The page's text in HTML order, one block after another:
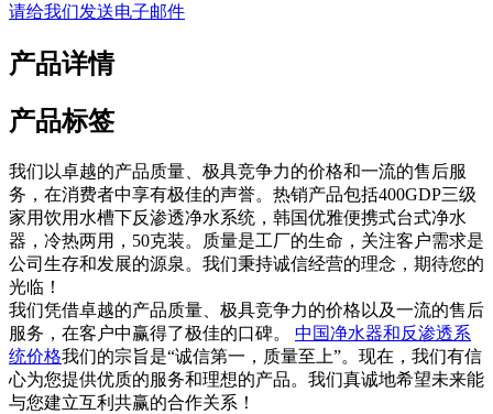
请给我们发送电子邮件
产品详情
产品标签
我们以卓越的产品质量、极具竞争力的价格和一流的售后服
务，在消费者中享有极佳的声誉。热销产品包括400GDP三级
家用饮用水槽下反渗透净水系统，韩国优雅便携式台式净水
器，冷热两用，50克装。质量是工厂的生命，关注客户需求是
公司生存和发展的源泉。我们秉持诚信经营的理念，期待您的
光临！
我们凭借卓越的产品质量、极具竞争力的价格以及一流的售后
服务，在客户中赢得了极佳的口碑。 中国净水器和反渗透系
统价格我们的宗旨是“诚信第一，质量至上”。现在，我们有信
心为您提供优质的服务和理想的产品。我们真诚地希望未来能
与您建立互利共赢的合作关系！